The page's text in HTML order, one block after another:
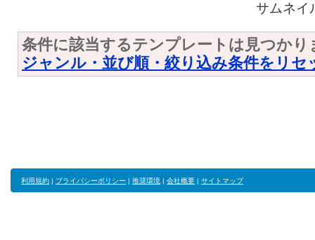
サムネイ
条件に該当するテンプレートは見つかり
ジャンル・並び順・絞り込み条件をリセ
利用規約 | プライバシーポリシー | 推奨環境 | 会社概要 | サイトマップ